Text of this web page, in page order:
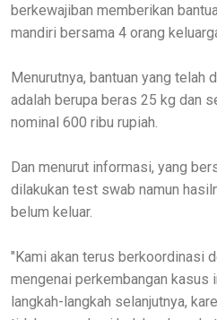
berkewajiban memberikan
mandiri bersama 4 orang
Menurutnya, bantuan yang telah
adalah berupa beras 25 kg dan
nominal 600 ribu rupiah.
Dan menurut informasi, yang
dilakukan test swab namun
belum keluar.
"Kami akan terus berkoordinasi
mengenai perkembangan kasus
langkah-langkah selanjutnya,